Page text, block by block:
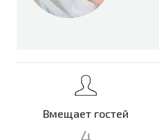
Вмещает гостей